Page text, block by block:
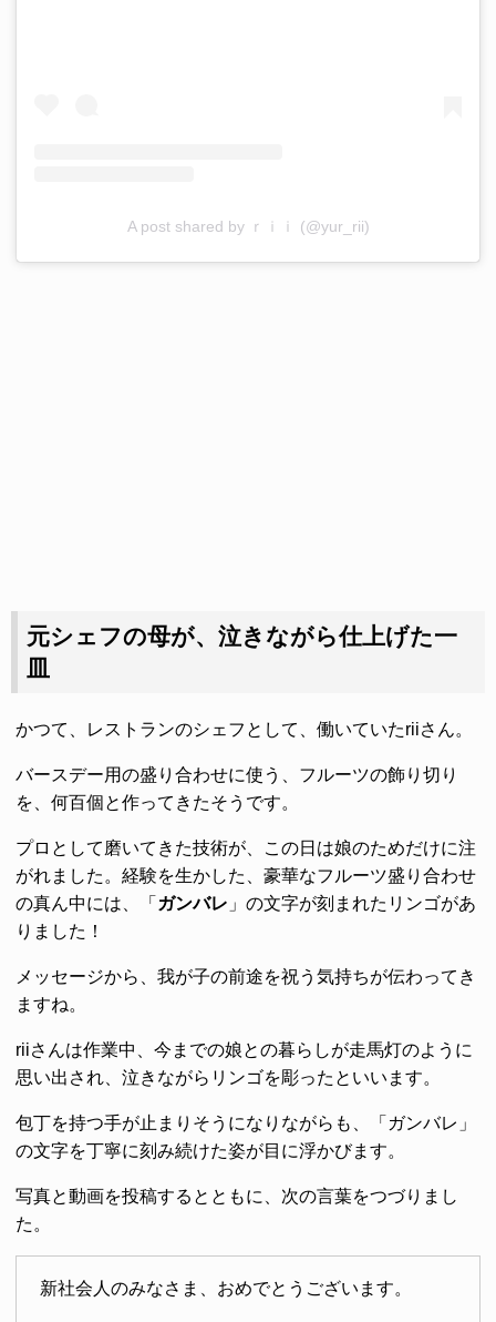
A post shared by ｒｉｉ (@yur_rii)
元シェフの母が、泣きながら仕上げた一
皿
かつて、レストランのシェフとして、働いていたriiさん。
バースデー用の盛り合わせに使う、フルーツの飾り切り
を、何百個と作ってきたそうです。
プロとして磨いてきた技術が、この日は娘のためだけに注
がれました。経験を生かした、豪華なフルーツ盛り合わせ
の真ん中には、「 ガンバレ 」の文字が刻まれたリンゴがあ
りました！
メッセージから、我が子の前途を祝う気持ちが伝わってき
ますね。
riiさんは作業中、今までの娘との暮らしが走馬灯のように
思い出され、泣きながらリンゴを彫ったといいます。
包丁を持つ手が止まりそうになりながらも、「ガンバレ」
の文字を丁寧に刻み続けた姿が目に浮かびます。
写真と動画を投稿するとともに、次の言葉をつづりまし
た。
新社会人のみなさま、おめでとうございます。